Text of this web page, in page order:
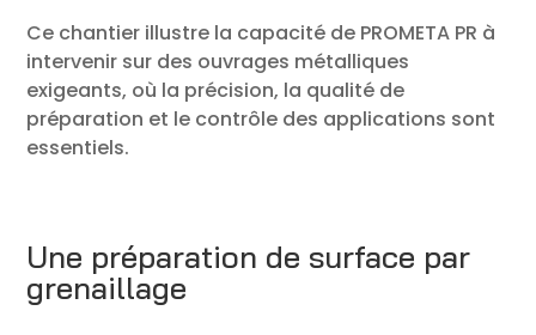
Ce chantier illustre la capacité de PROMETA PR à
intervenir sur des ouvrages métalliques
exigeants, où la précision, la qualité de
préparation et le contrôle des applications sont
essentiels.
Une préparation de surface par
grenaillage